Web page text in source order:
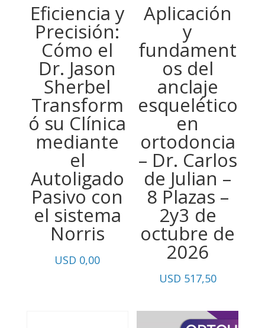
Eficiencia y
Precisión:
Cómo el
Dr. Jason
Sherbel
Transform
ó su Clínica
mediante
el
Autoligado
Pasivo con
el sistema
Norris
USD 0,00
Aplicación
y
fundament
os del
anclaje
esquelético
en
ortodoncia
– Dr. Carlos
de Julian –
8 Plazas –
2y3 de
octubre de
2026
USD 517,50